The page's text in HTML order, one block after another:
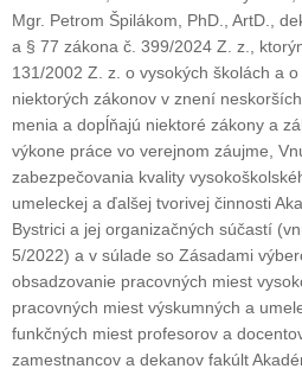
Mgr. Petrom Špilákom, PhD., ArtD.,
a § 77 zákona č. 399/2024 Z. z.,
131/2002 Z. z. o vysokých školách a
niektorých zákonov v znení
menia a dopĺňajú niektoré zákony a
výkone práce vo verejnom záujme,
zabezpečovania kvality
umeleckej a ďalšej tvorivej činnosti
Bystrici a jej organizačných súčastí
5/2022) a v súlade so Zásadami
obsadzovanie pracovných miest
pracovných miest výskumných a
funkčných miest profesorov a
zamestnancov a dekanov fakúlt